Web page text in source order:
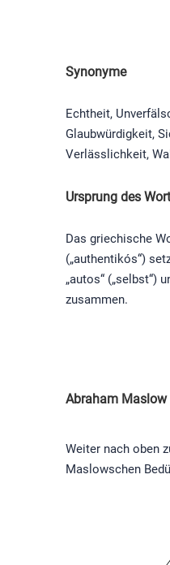
Synonyme
Echtheit,
Glaubwürdigkeit,
Verlässlichkeit,
Ursprung des
Das griechische
(„authentikós“)
„autos“ („selbst“)
zusammen.
Abraham
Weiter nach oben
Maslowschen